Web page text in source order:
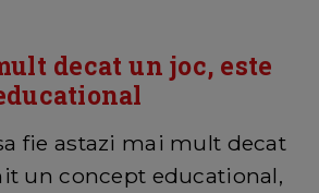
decat un joc, este
fie astazi mai mult decat
un concept educational,